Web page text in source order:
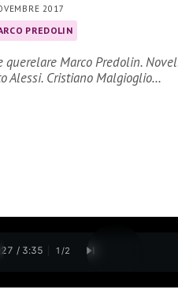
2017
PREDOLIN
Marco Predolin.
Alessi. Cristiano Malgioglio…
/ 3:35 1 /2